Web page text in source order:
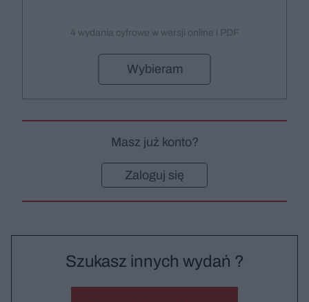
4 wydania cyfrowe w wersji online i PDF
Wybieram
Masz już konto?
Zaloguj się
Szukasz innych wydań ?